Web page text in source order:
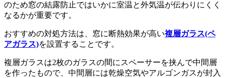
のため窓の結露防止ではいかに室温と外気温が伝わりにくく
なるかが重要です。
おすすめの対処方法は、窓に断熱効果が高い複層ガラス(ペ
アガラス)を設置することです。
複層ガラスは2枚のガラスの間にスペーサーを挟んで中間層
を作ったもので、中間層には乾燥空気やアルゴンガスが封入